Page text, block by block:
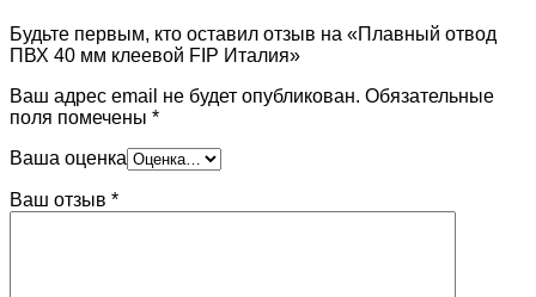
Будьте первым, кто оставил отзыв на «Плавный отвод
ПВХ 40 мм клеевой FIP Италия»
Ваш адрес email не будет опубликован. Обязательные
поля помечены *
Ваша оценка
Ваш отзыв *